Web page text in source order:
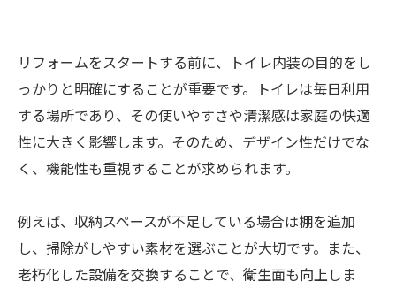
リフォームをスタートする前に、トイレ内装の目的をし
っかりと明確にすることが重要です。トイレは毎日利用
する場所であり、その使いやすさや清潔感は家庭の快適
性に大きく影響します。そのため、デザイン性だけでな
く、機能性も重視することが求められます。
例えば、収納スペースが不足している場合は棚を追加
し、掃除がしやすい素材を選ぶことが大切です。また、
老朽化した設備を交換することで、衛生面も向上しま